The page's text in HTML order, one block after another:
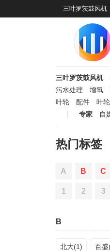
三叶罗茨鼓风机
三叶罗茨鼓风机
污水处理
增氧
叶轮
配件 叶轮
专家
自
热门标签
A B C
1 2 3
B
北大(1) 百盛